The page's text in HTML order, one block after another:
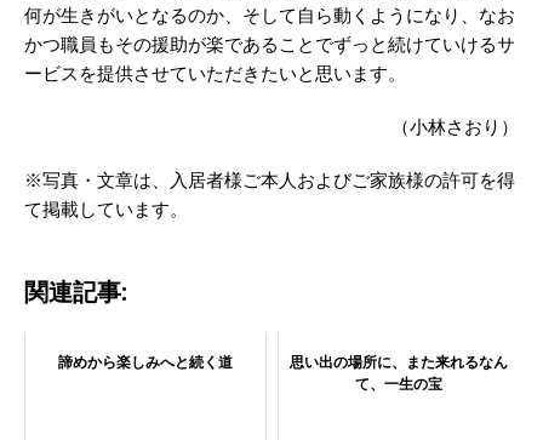
何が生きがいとなるのか、そして自ら動くようになり、なお
かつ職員もその援助が楽であることでずっと続けていけるサ
ービスを提供させていただきたいと思います。
（小林さおり）
※写真・文章は、入居者様ご本人およびご家族様の許可を得
て掲載しています。
関連記事:
諦めから楽しみへと続く道
思い出の場所に、また来れるなん
て、一生の宝